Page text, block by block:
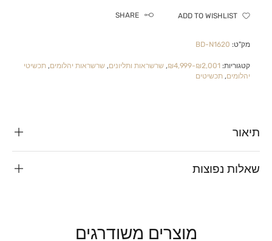
ADD TO WISHLIST
SHARE
מק"ט: BD-N1620
קטגוריות: ₪2,001-₪4,999
, שרשראות ותליונים, שרשראות יהלומים,תכשיטי
יהלומים,תכשיטים
תיאור
שאלות נפוצות
מוצרים משודרגים